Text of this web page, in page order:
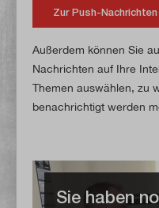
Zur Push-
Außerdem können Sie
Nachrichten auf Ihre
Themen auswählen, zu
benachrichtigt werden
Sie haben